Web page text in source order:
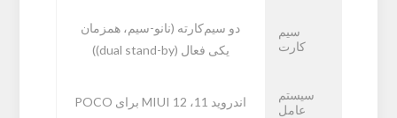
سیم
کارت
دو سیم‌کارته (نانو-سیم، همزمان
یکی فعال (dual stand-by))
سیستم
عامل
اندروید 11، MIUI 12 برای POCO